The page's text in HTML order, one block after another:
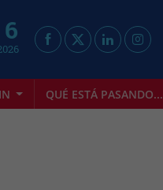
QUÉ ESTÁ PASANDO...